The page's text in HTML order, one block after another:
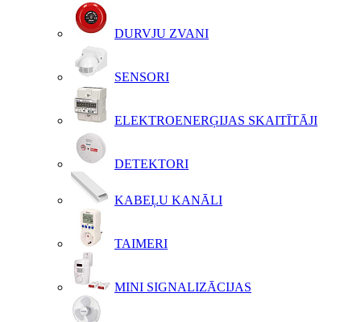
DURVJU ZVANI
SENSORI
ELEKTROENERĢIJAS SKAITĪTĀJI
DETEKTORI
KABEĻU KANĀLI
TAIMERI
MINI SIGNALIZĀCIJAS